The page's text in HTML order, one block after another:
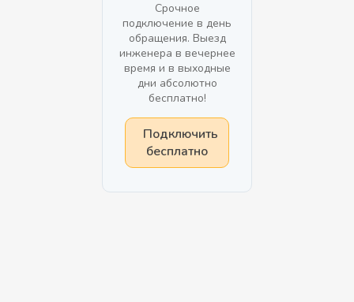
Срочное
подключение в день
обращения. Выезд
инженера в вечернее
время и в выходные
дни абсолютно
бесплатно!
Подключить
бесплатно